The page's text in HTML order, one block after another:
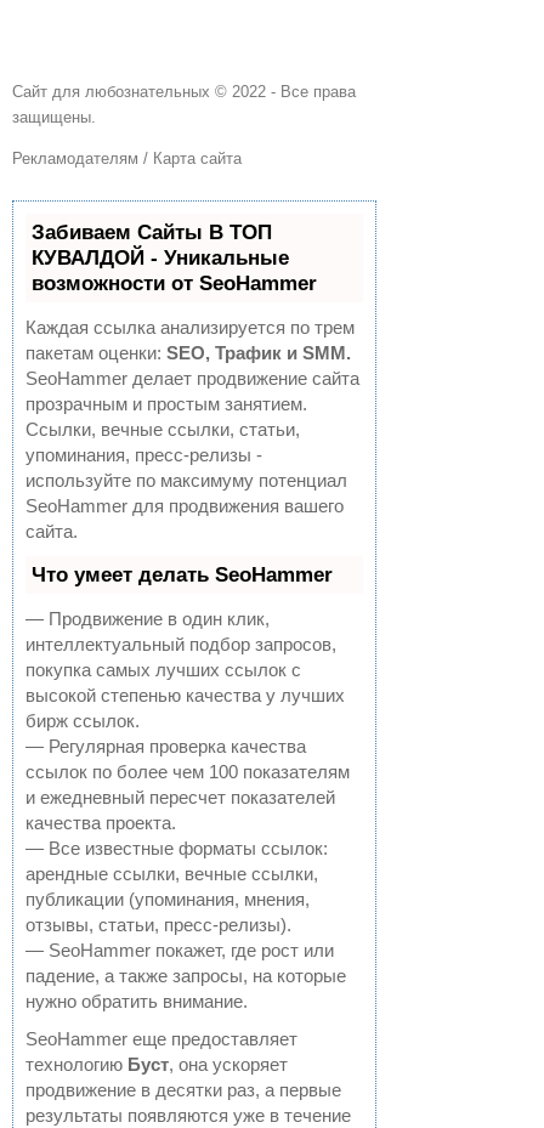
Сайт для любознательных © 2022 - Все права
защищены.
Рекламодателям / Карта сайта
Забиваем Сайты В ТОП
КУВАЛДОЙ - Уникальные
возможности от SeoHammer
Каждая ссылка анализируется по трем
пакетам оценки: SEO, Трафик и SMM.
SeoHammer делает продвижение сайта
прозрачным и простым занятием.
Ссылки, вечные ссылки, статьи,
упоминания, пресс-релизы -
используйте по максимуму потенциал
SeoHammer для продвижения вашего
сайта.
Что умеет делать SeoHammer
— Продвижение в один клик,
интеллектуальный подбор запросов,
покупка самых лучших ссылок с
высокой степенью качества у лучших
бирж ссылок.
— Регулярная проверка качества
ссылок по более чем 100 показателям
и ежедневный пересчет показателей
качества проекта.
— Все известные форматы ссылок:
арендные ссылки, вечные ссылки,
публикации (упоминания, мнения,
отзывы, статьи, пресс-релизы).
— SeoHammer покажет, где рост или
падение, а также запросы, на которые
нужно обратить внимание.
SeoHammer еще предоставляет
технологию Буст, она ускоряет
продвижение в десятки раз, а первые
результаты появляются уже в течение